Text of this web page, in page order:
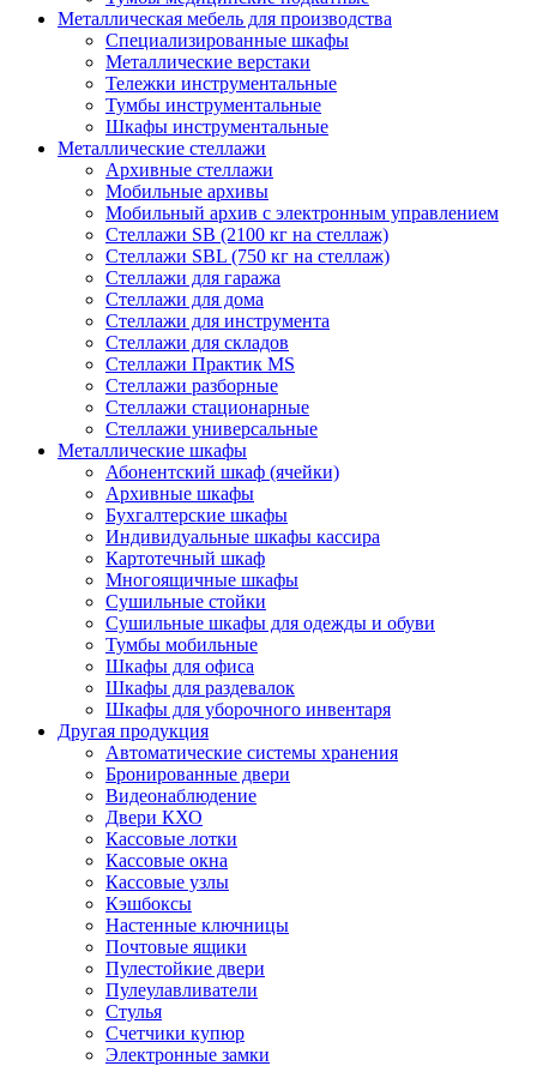
Металлическая мебель для производства
Cпециализированные шкафы
Металлические верстаки
Тележки инструментальные
Тумбы инструментальные
Шкафы инструментальные
Металлические стеллажи
Архивные стеллажи
Мобильные архивы
Мобильный архив с электронным управлением
Стеллажи SB (2100 кг на стеллаж)
Стеллажи SBL (750 кг на стеллаж)
Стеллажи для гаража
Стеллажи для дома
Стеллажи для инструмента
Стеллажи для складов
Стеллажи Практик MS
Стеллажи разборные
Стеллажи стационарные
Стеллажи универсальные
Металлические шкафы
Абонентский шкаф (ячейки)
Архивные шкафы
Бухгалтерские шкафы
Индивидуальные шкафы кассира
Картотечный шкаф
Многоящичные шкафы
Сушильные стойки
Сушильные шкафы для одежды и обуви
Тумбы мобильные
Шкафы для офиса
Шкафы для раздевалок
Шкафы для уборочного инвентаря
Другая продукция
Автоматические системы хранения
Бронированные двери
Видеонаблюдение
Двери КХО
Кассовые лотки
Кассовые окна
Кассовые узлы
Кэшбоксы
Настенные ключницы
Почтовые ящики
Пулестойкие двери
Пулеулавливатели
Стулья
Счетчики купюр
Электронные замки